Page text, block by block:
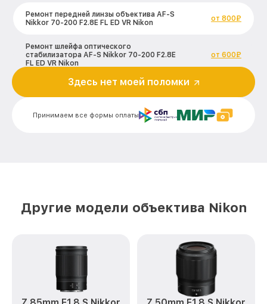
Ремонт передней линзы объектива AF-S
Nikkor 70-200 F2.8E FL ED VR Nikon
от 800₽
Ремонт шлейфа оптического
стабилизатора AF-S Nikkor 70-200 F2.8E
FL ED VR Nikon
от 600₽
Ремонт электроники AF-S Nikkor 70-200
F2.8E FL ED VR Nikon
Устранение механических повреждений
от 900₽
Замена электронной платы AF-S Nikkor
Замена узла диафрагмы AF-S Nikkor 70-
200 F2.8E FL ED VR Nikon
от 1200₽
Замена мотора AF-S Nikkor 70-200
F2.8E FL ED VR Nikon
от 1800₽
Принимаем все формы оплаты
Здесь нет моей поломки
Другие модели объектива Nikon